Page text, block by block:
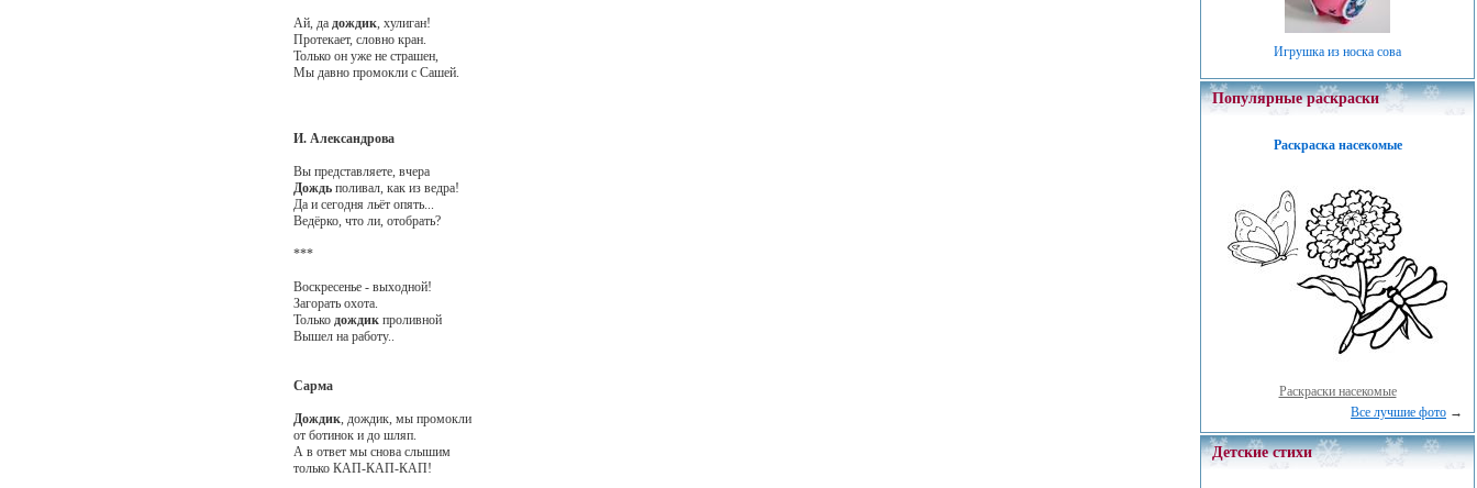
Ай, дадождик, хулиган!
Протекает, словно кран.
Только он уже не страшен,
Мы давно промокли с Сашей.
И. Александрова
Вы представляете, вчера
Дождь поливал, как из ведра!
Да и сегодня льёт опять...
Ведёрко, что ли, отобрать?
***
Воскресенье - выходной!
Загорать охота.
Толькодождик проливной
Вышел на работу..
Сарма
Дождик, дождик, мы промокли
от ботинок и до шляп.
А в ответ мы снова слышим
только КАП-КАП-КАП!
Игрушка из носка сова
Популярные раскраски
Раскраска насекомые
Раскраски насекомые
Все лучшие фото →
Детские стихи